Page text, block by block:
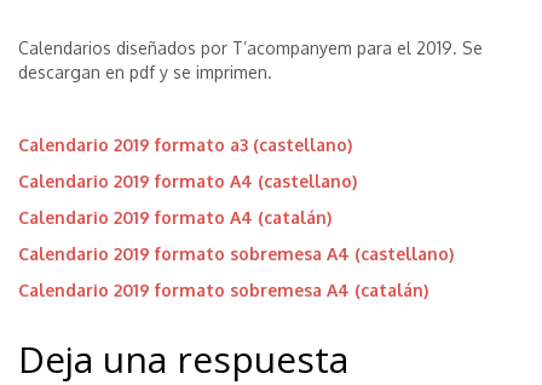
Calendarios diseñados por T’acompanyem para el 2019. Se
descargan en pdf y se imprimen.
Calendario 2019 formato a3 (castellano)
Calendario 2019 formato A4 (castellano)
Calendario 2019 formato A4 (catalán)
Calendario 2019 formato sobremesa A4 (castellano)
Calendario 2019 formato sobremesa A4 (catalán)
Deja una respuesta